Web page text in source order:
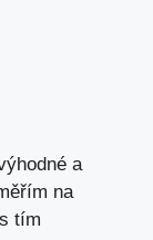
a
na
tím